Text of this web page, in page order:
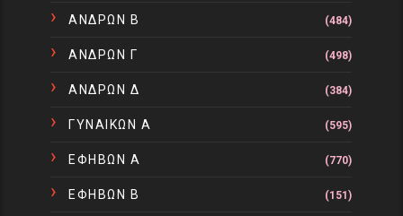
ΑΝΔΡΩΝ Β (484)
ΑΝΔΡΩΝ Γ (498)
ΑΝΔΡΩΝ Δ (384)
ΓΥΝΑΙΚΩΝ Α (595)
ΕΦΗΒΩΝ Α (770)
ΕΦΗΒΩΝ Β (151)